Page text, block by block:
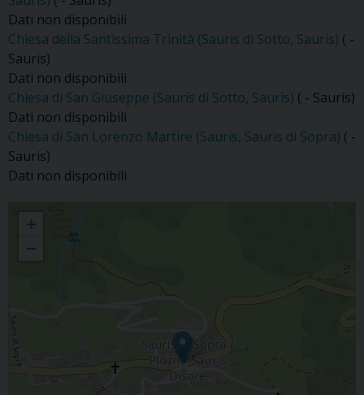
Dati non disponibili
Chiesa della Santissima Trinità (Sauris di Sotto, Sauris) ( -
Sauris)
Dati non disponibili
Chiesa di San Giuseppe (Sauris di Sotto, Sauris) ( - Sauris)
Dati non disponibili
Chiesa di San Lorenzo Martire (Sauris, Sauris di Sopra) ( -
Sauris)
Dati non disponibili
+
−